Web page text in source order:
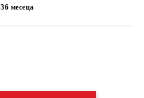
36 месеца